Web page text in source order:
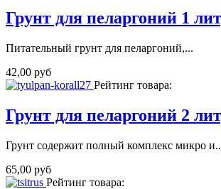
Грунт для пеларгоний 1
Питательный грунт для пеларгоний,...
42,00 руб
Рейтинг товара:
Грунт для пеларгоний 2
Грунт содержит полный комплекс микро
65,00 руб
Рейтинг товара: